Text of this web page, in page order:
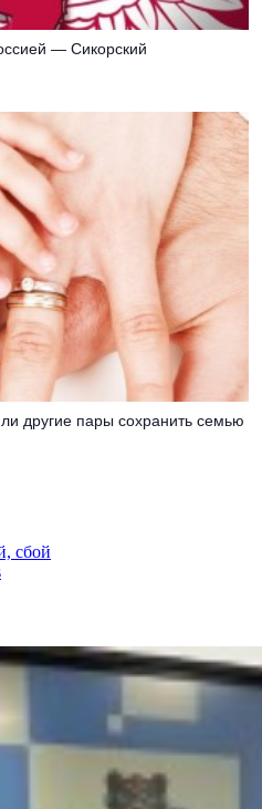
— Сикорский
другие пары сохранить семью
сбой